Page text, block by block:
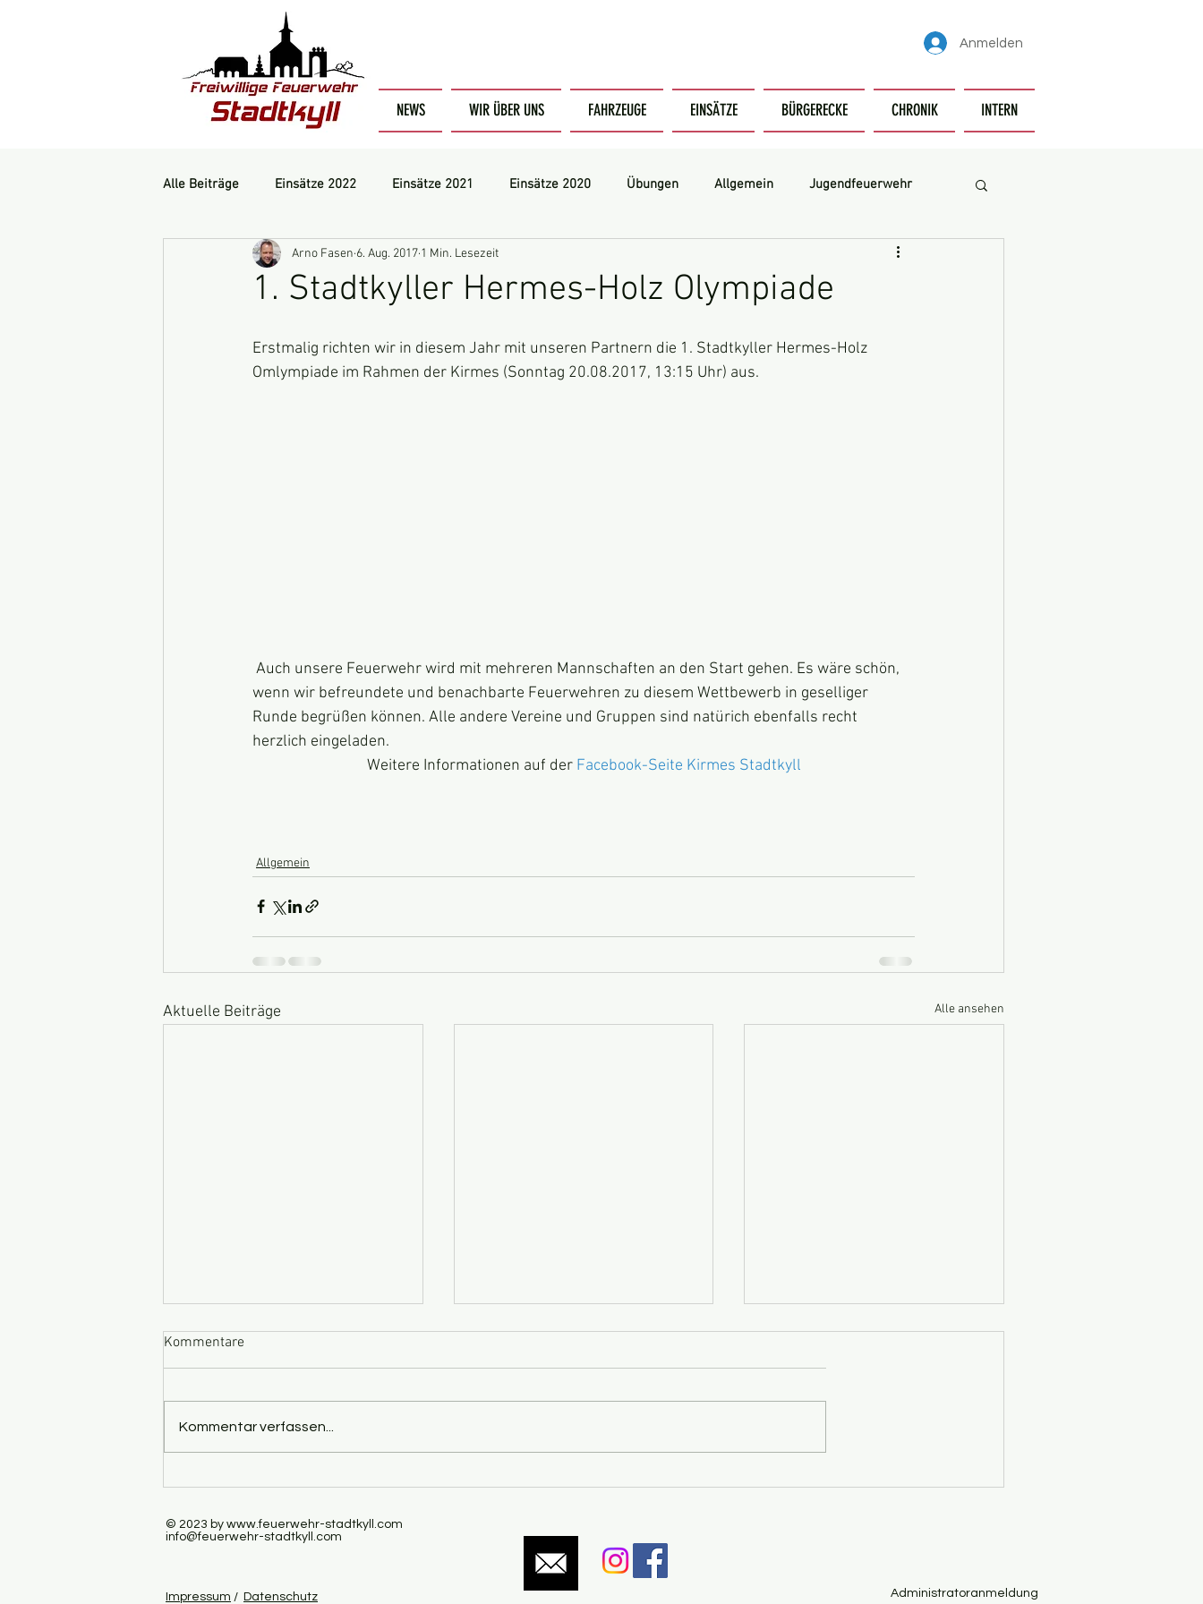
Anmelden
NEWS WIR ÜBER UNS FAHRZEUGE EINSÄTZE BÜRGERECKE CHRONIK INTERN
Alle Beiträge Einsätze 2022 Einsätze 2021 Einsätze 2020 Übungen Allgemein Jugendfeuerwehr
Einsätze 2019 Einsätze 2018 HLF 10
1. Stadtkyller Hermes-Holz Olympiade
Arno Fasen 6. Aug. 2017 1 Min. Lesezeit
Erstmalig richten wir in diesem Jahr mit unseren Partnern die 1. Stadtkyller Hermes-Holz
Omlympiade im Rahmen der Kirmes (Sonntag 20.08.2017, 13:15 Uhr) aus.
wenn wir befreundete und benachbarte Feuerwehren zu diesem Wettbewerb in geselliger
Runde begrüßen können. Alle andere Vereine und Gruppen sind natürich ebenfalls recht
herzlich eingeladen.
Weitere Informationen auf der Facebook-Seite Kirmes Stadtkyll
Allgemein
Aktuelle Beiträge Alle ansehen
Kommentare
Kommentar verfassen...
© 2023 by www.feuerwehr-stadtkyll.com
info@feuerwehr-stadtkyll.com
Impressum / Datenschutz Administratoranmeldung